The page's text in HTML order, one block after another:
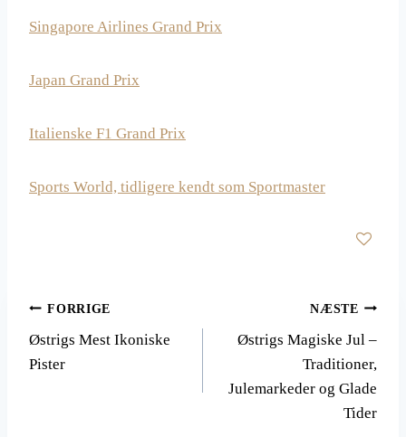
Singapore Airlines Grand Prix
Japan Grand Prix
Italienske F1 Grand Prix
Sports World, tidligere kendt som Sportmaster
Indlægsnavigation
FORRIGE
Østrigs Mest Ikoniske
Pister
NÆSTE
Østrigs Magiske Jul –
Traditioner,
Julemarkeder og Glade
Tider